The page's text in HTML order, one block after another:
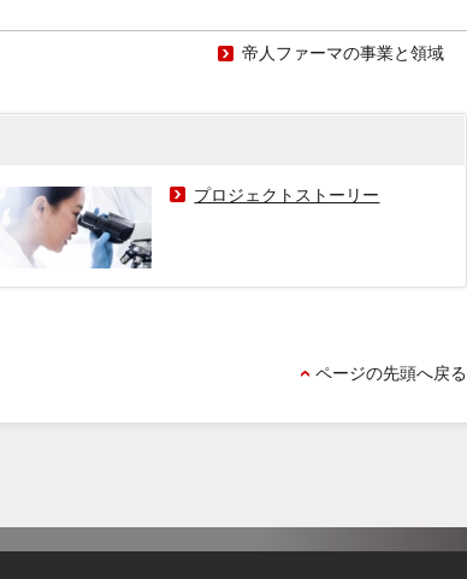
帝人ファーマの事業と領域
プロジェクトストーリー
ページの先頭へ戻る